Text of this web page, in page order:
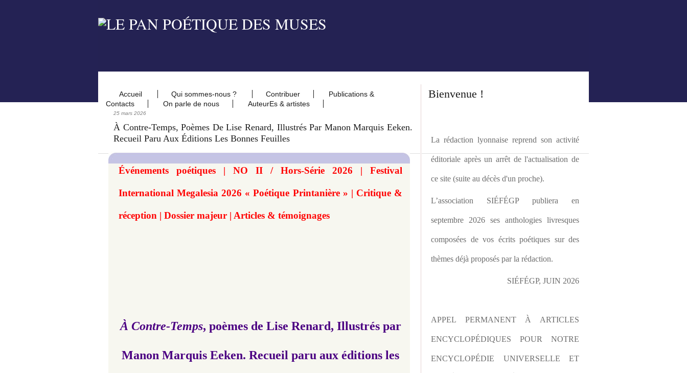
Accueil Qui sommes-nous ? Contribuer
Publications &
Contacts
On parle de nous AuteurEs & artistes
25 mars 2026
À Contre-Temps, Poèmes De Lise Renard, Illustrés Par Manon Marquis Eeken.
Recueil Paru Aux Éditions Les Bonnes Feuilles
Événements poétiques | NO II / Hors-Série 2026 | Festival
International Megalesia 2026 « Poétique Printanière » | Critique &
réception | Dossier majeur | Articles & témoignages
À Contre-Temps, poèmes de Lise Renard, Illustrés par
Manon Marquis Eeken. Recueil paru aux éditions les
Bienvenue !
La rédaction lyonnaise reprend son activité
éditoriale après un arrêt de l'actualisation de
ce site (suite au décès d'un proche).
L’association SIÉFÉGP publiera en
septembre 2026 ses anthologies livresques
composées de vos écrits poétiques sur des
thèmes déjà proposés par la rédaction.
SIÉFÉGP, JUIN 2026
APPEL PERMANENT À ARTICLES
ENCYCLOPÉDIQUES POUR NOTRE
ENCYCLOPÉDIE UNIVERSELLE ET